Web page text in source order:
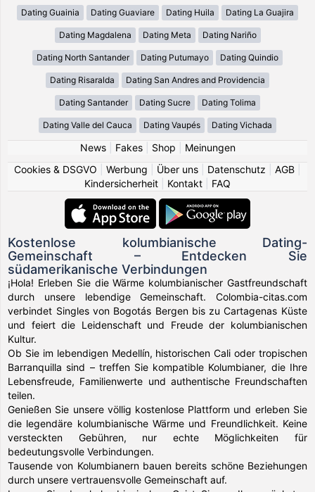
Dating Guainia Dating Guaviare Dating Huila Dating La Guajira
Dating Magdalena Dating Meta Dating Nariño
Dating North Santander Dating Putumayo Dating Quindio
Dating Risaralda Dating San Andres and Providencia
Dating Santander Dating Sucre Dating Tolima
Dating Valle del Cauca Dating Vaupés Dating Vichada
News| Fakes| Shop
Meinungen
Cookies & DSGVO
Werbung Über uns Datenschutz AGB
Kindersicherheit
Kontakt FAQ
Kostenlose kolumbianische Dating-
Gemeinschaft – Entdecken Sie
südamerikanische Verbindungen
¡Hola! Erleben Sie die Wärme kolumbianischer Gastfreundschaft
durch unsere lebendige Gemeinschaft. Colombia-citas.com
verbindet Singles von Bogotás Bergen bis zu Cartagenas Küste
und feiert die Leidenschaft und Freude der kolumbianischen
Kultur.
Ob Sie im lebendigen Medellín, historischen Cali oder tropischen
Barranquilla sind – treffen Sie kompatible Kolumbianer, die Ihre
Lebensfreude, Familienwerte und authentische Freundschaften
teilen.
Genießen Sie unsere völlig kostenlose Plattform und erleben Sie
die legendäre kolumbianische Wärme und Freundlichkeit. Keine
versteckten Gebühren, nur echte Möglichkeiten für
bedeutungsvolle Verbindungen.
Tausende von Kolumbianern bauen bereits schöne Beziehungen
durch unsere vertrauensvolle Gemeinschaft auf.